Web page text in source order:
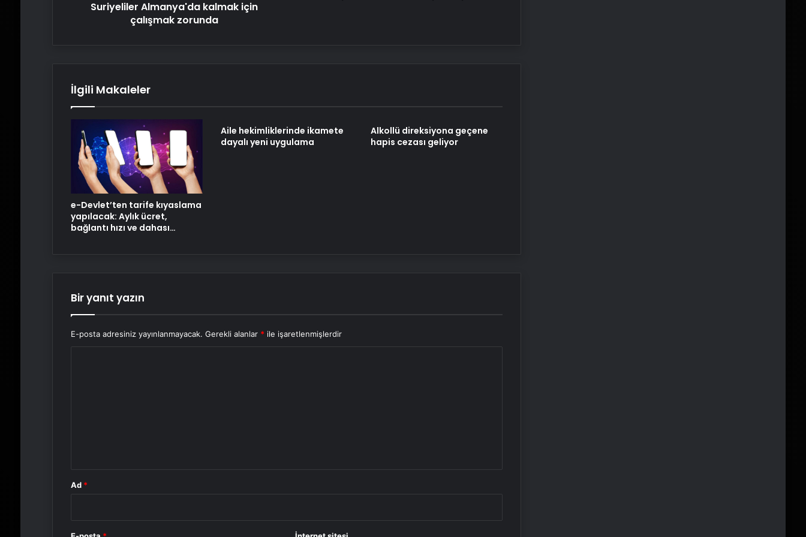
VDS sunucu
Suriyeliler Almanya'da kalmak için
çalışmak zorunda
İlgili Makaleler
e-Devlet’ten tarife kıyaslama
yapılacak: Aylık ücret,
bağlantı hızı ve dahası…
Aile hekimliklerinde ikamete
dayalı yeni uygulama
Alkollü direksiyona geçene
hapis cezası geliyor
Bir yanıt yazın
E-posta adresiniz yayınlanmayacak. Gerekli alanlar * ile işaretlenmişlerdir
Ad *